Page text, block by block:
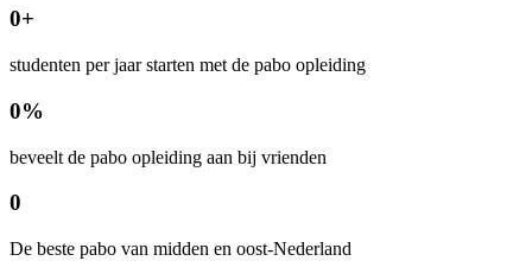
0+
studenten per jaar starten met de pabo opleiding
0%
beveelt de pabo opleiding aan bij vrienden
0
De beste pabo van midden en oost-Nederland